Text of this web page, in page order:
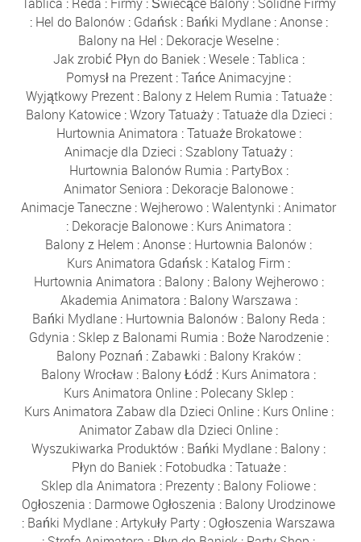
: Hel do Balonów: Gdańsk: Bańki Mydlane:Anonse:
Balony na Hel : Dekoracje Weselne :
Jak zrobić Płyn do Baniek:Wesele:Tablica :
Pomysł na Prezent :Tańce Animacyjne :
Wyjątkowy Prezent: Balony z Helem Rumia :Tatuaże:
Balony Katowice:Wzory Tatuaży:Tatuaże dla Dzieci :
Hurtownia Animatora :Tatuaże Brokatowe:
Animacje dla Dzieci : Szablony Tatuaży :
Hurtownia Balonów Rumia : PartyBox:
Animator Seniora : Dekoracje Balonowe :
Animacje Taneczne :Wejherowo :Walentynki :Animator
: Dekoracje Balonowe : Kurs Animatora :
Balony z Helem :Anonse : Hurtownia Balonów :
Kurs Animatora Gdańsk : Katalog Firm :
Hurtownia Animatora : Balony: Balony Wejherowo:
Akademia Animatora : Balony Warszawa :
Bańki Mydlane : Hurtownia Balonów : Balony Reda :
Gdynia : Sklep z Balonami Rumia : Boże Narodzenie:
Balony Poznań :Zabawki : Balony Kraków :
Balony Wrocław : Balony Łódź : Kurs Animatora :
Kurs Animatora Online : Polecany Sklep :
Kurs Animatora Zabaw dla Dzieci Online: Kurs Online:
Animator Zabaw dla Dzieci Online :
Wyszukiwarka Produktów : Bańki Mydlane : Balony :
Płyn do Baniek: Fotobudka :Tatuaże:
Sklep dla Animatora : Prezenty : Balony Foliowe :
Ogłoszenia : Darmowe Ogłoszenia : Balony Urodzinowe
: Bańki Mydlane :Artykuły Party : Ogłoszenia Warszawa